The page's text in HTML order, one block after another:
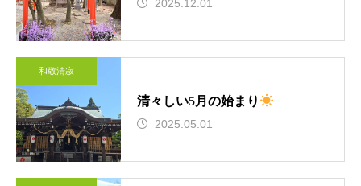
2025.12.01
和敬清寂
清々しい5月の始まり
2025.05.01